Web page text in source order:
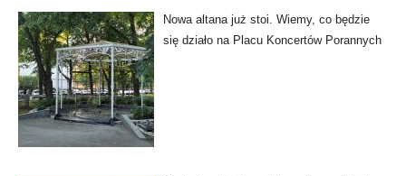
Nowa altana już stoi. Wiemy, co będzie
się działo na Placu Koncertów Porannych